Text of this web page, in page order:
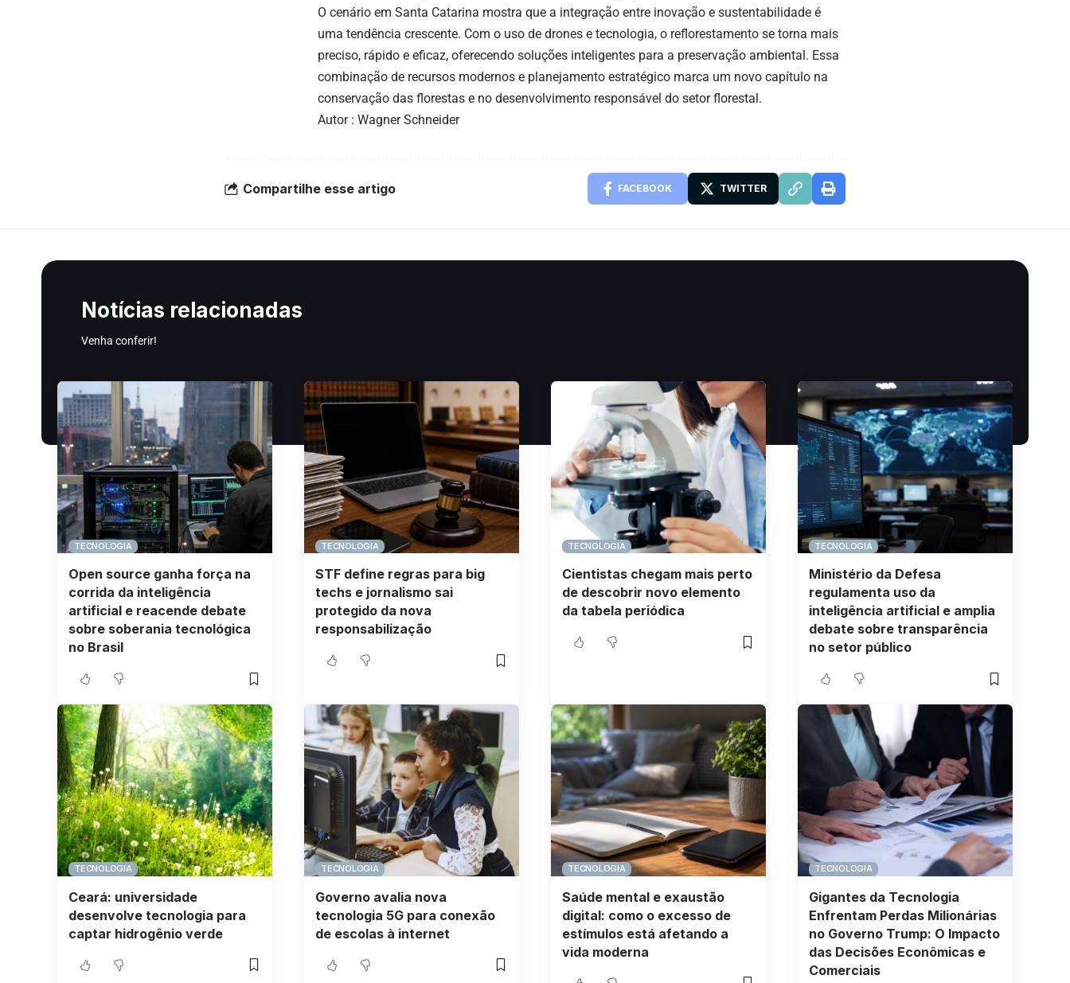
O cenário em Santa Catarina mostra que a integração entre inovação e sustentabilidade é
uma tendência crescente. Com o uso de drones e tecnologia, o reflorestamento se torna mais
preciso, rápido e eficaz, oferecendo soluções inteligentes para a preservação ambiental. Essa
combinação de recursos modernos e planejamento estratégico marca um novo capítulo na
conservação das florestas e no desenvolvimento responsável do setor florestal.
Autor : Wagner Schneider
Compartilhe esse artigo FACEBOOK TWITTER
Notícias relacionadas
Venha conferir!
TECNOLOGIA
Open source ganha força na
corrida da inteligência
artificial e reacende debate
sobre soberania tecnológica
no Brasil
TECNOLOGIA
STF define regras para big
techs e jornalismo sai
protegido da nova
responsabilização
TECNOLOGIA
Cientistas chegam mais perto
de descobrir novo elemento
da tabela periódica
TECNOLOGIA
Ministério da Defesa
regulamenta uso da
inteligência artificial e amplia
debate sobre transparência
no setor público
TECNOLOGIA
Ceará: universidade
desenvolve tecnologia para
captar hidrogênio verde
TECNOLOGIA
Governo avalia nova
tecnologia 5G para conexão
de escolas à internet
TECNOLOGIA
Saúde mental e exaustão
digital: como o excesso de
estímulos está afetando a
vida moderna
TECNOLOGIA
Gigantes da Tecnologia
Enfrentam Perdas Milionárias
no Governo Trump: O Impacto
das Decisões Econômicas e
Comerciais